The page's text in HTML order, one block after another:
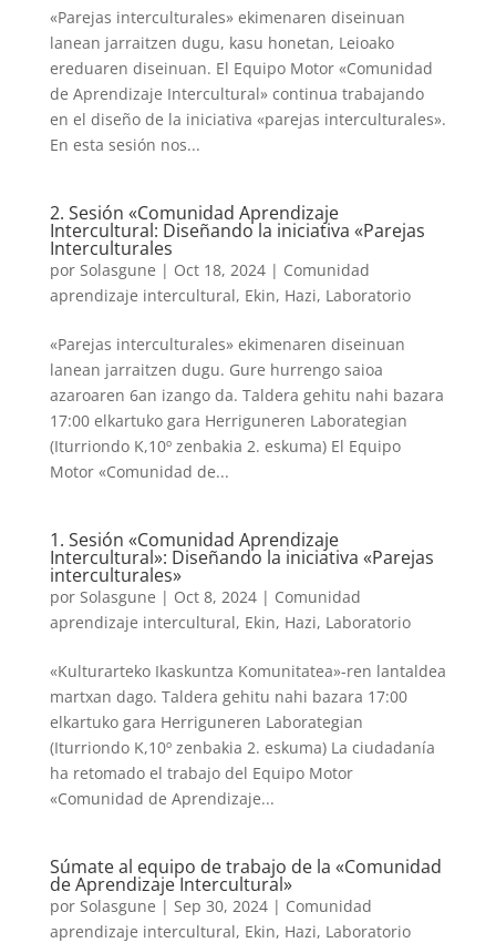
«Parejas interculturales» ekimenaren diseinuan
lanean jarraitzen dugu, kasu honetan, Leioako
ereduaren diseinuan. El Equipo Motor «Comunidad
de Aprendizaje Intercultural» continua trabajando
en el diseño de la iniciativa «parejas interculturales».
En esta sesión nos...
2. Sesión «Comunidad Aprendizaje
Intercultural: Diseñando la iniciativa «Parejas
Interculturales
por Solasgune | Oct 18, 2024| Comunidad
aprendizaje intercultural, Ekin, Hazi, Laboratorio
«Parejas interculturales» ekimenaren diseinuan
lanean jarraitzen dugu. Gure hurrengo saioa
azaroaren 6an izango da. Taldera gehitu nahi bazara
17:00 elkartuko gara Herriguneren Laborategian
(Iturriondo K,10º zenbakia 2. eskuma) El Equipo
Motor «Comunidad de...
1. Sesión «Comunidad Aprendizaje
Intercultural»: Diseñando la iniciativa «Parejas
interculturales»
por Solasgune | Oct 8, 2024| Comunidad
aprendizaje intercultural, Ekin, Hazi, Laboratorio
«Kulturarteko Ikaskuntza Komunitatea»-ren lantaldea
martxan dago. Taldera gehitu nahi bazara 17:00
elkartuko gara Herriguneren Laborategian
(Iturriondo K,10º zenbakia 2. eskuma) La ciudadanía
ha retomado el trabajo del Equipo Motor
«Comunidad de Aprendizaje...
Súmate al equipo de trabajo de la «Comunidad
de Aprendizaje Intercultural»
por Solasgune | Sep 30, 2024| Comunidad
aprendizaje intercultural, Ekin, Hazi, Laboratorio